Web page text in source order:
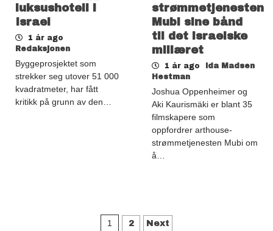
luksushotell i
Israel
1 år ago
Redaksjonen
Byggeprosjektet som
strekker seg utover 51 000
kvadratmeter, har fått
kritikk på grunn av den…
strømmetjenesten
Mubi sine bånd
til det israelske
miliæret
1 år ago
Ida Madsen
Hestman
Joshua Oppenheimer og
Aki Kaurismäki er blant 35
filmskapere som
oppfordrer arthouse-
strømmetjenesten Mubi om
å…
Sidepaginering
1 2 Next